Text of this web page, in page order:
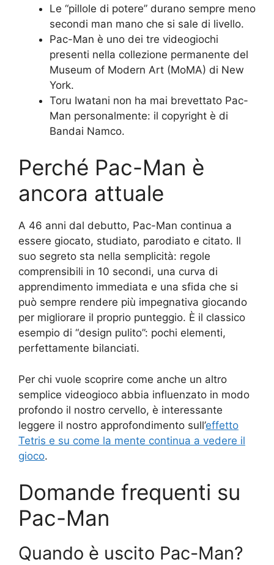
Le “pillole di potere” durano sempre meno
secondi man mano che si sale di livello.
Pac-Man è uno dei tre videogiochi
presenti nella collezione permanente del
Museum of Modern Art (MoMA) di New
York.
Toru Iwatani non ha mai brevettato Pac-
Man personalmente: il copyright è di
Bandai Namco.
Perché Pac-Man è
ancora attuale
A 46 anni dal debutto, Pac-Man continua a
essere giocato, studiato, parodiato e citato. Il
suo segreto sta nella semplicità: regole
comprensibili in 10 secondi, una curva di
apprendimento immediata e una sfida che si
può sempre rendere più impegnativa giocando
per migliorare il proprio punteggio. È il classico
esempio di “design pulito”: pochi elementi,
perfettamente bilanciati.
Per chi vuole scoprire come anche un altro
semplice videogioco abbia influenzato in modo
profondo il nostro cervello, è interessante
leggere il nostro approfondimento sull’effetto
Tetris e su come la mente continua a vedere il
gioco.
Domande frequenti su
Pac-Man
Quando è uscito Pac-Man?